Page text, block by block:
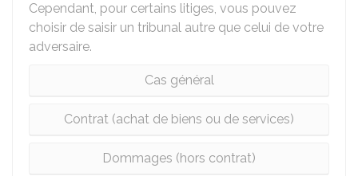
Cependant, pour certains litiges, vous pouvez
choisir de saisir un tribunal autre que celui de votre
adversaire.
Cas général
Contrat (achat de biens ou de services)
Dommages (hors contrat)